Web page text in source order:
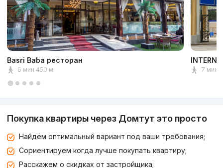
Basri Baba ресторан
6 мин 450 м 7 мин
Покупка квартиры через Домтут это просто
Найдём оптимальный вариант под ваши требования;
Сориентируем когда лучше покупать квартиру;
Расскажем о скидках от застройщика;